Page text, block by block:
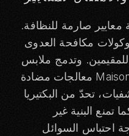
معايير صارمة للنظافة.
مكافحة العدوى
وتدمج ملابس
رعاية المسنّين من MaisonRoboto معالجات مضادة
تحدّ من البكتيريا
تمنع البنية غير
احتباس السوائل